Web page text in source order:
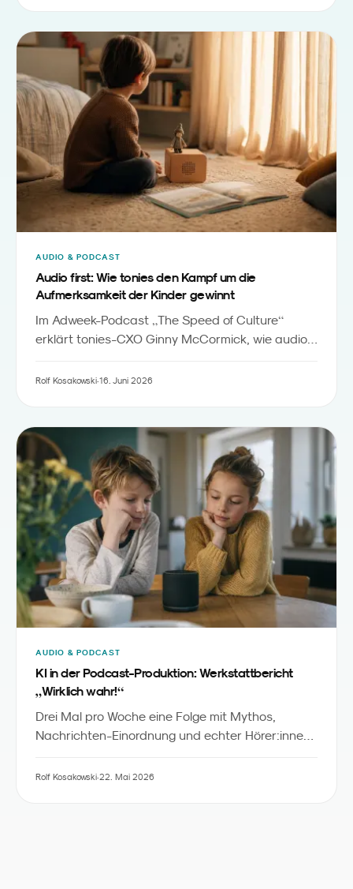
kindgerechten Wissenschaftskommunikation
verbinden.
AUDIO & PODCAST
Audio first: Wie tonies den Kampf um die
Aufmerksamkeit der Kinder gewinnt
Im Adweek-Podcast „The Speed of Culture“
erklärt tonies-CXO Ginny McCormick, wie audio-
entlastet und KI-Storytelling kindgerecht einsetzt.
Rolf Kosakowski·16. Juni 2026
AUDIO & PODCAST
KI in der Podcast-Produktion: Werkstattbericht
„Wirklich wahr!“
Drei Mal pro Woche eine Folge mit Mythos,
Nachrichten-Einordnung und echter Hörer:innen-
Menschen. Wir geben Einblick in unseren
Rolf Kosakowski·22. Mai 2026